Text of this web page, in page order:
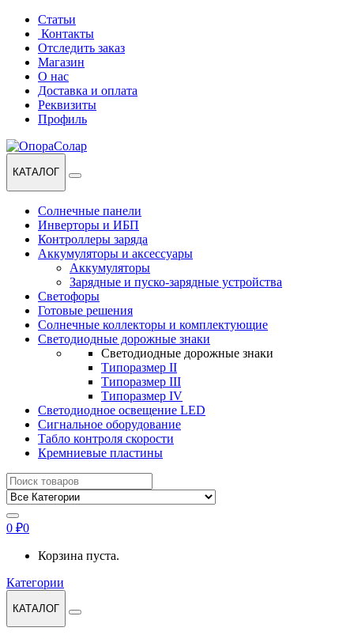
Перейти
навигации
Перейти
содержанию
Статьи
Контакты
Отследить заказ
Магазин
О нас
Доставка и оплата
Реквизиты
Профиль
КАТАЛОГ
Солнечные панели
Инверторы и ИБП
Контроллеры заряда
Аккумуляторы и аксессуары
Аккумуляторы
Зарядные и пуско-зарядные устройства
Светофоры
Готовые решения
Солнечные коллекторы и комплектующие
Светодиодные дорожные знаки
Светодиодные дорожные знаки
Типоразмер II
Типоразмер III
Типоразмер IV
Светодиодное освещение LED
Сигнальное оборудование
Табло контроля скорости
Кремниевые пластины
Найти:
0 ₽0
Корзина пуста.
Категории
КАТАЛОГ